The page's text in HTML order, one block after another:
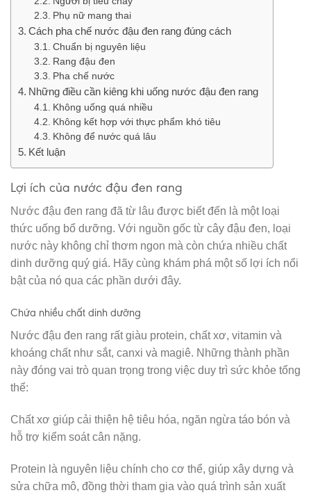
Phụ nữ mang thai
Cách pha chế nước đậu đen rang đúng cách
Chuẩn bị nguyên liệu
Rang đậu đen
Pha chế nước
Những điều cần kiêng khi uống nước đậu đen rang
Không uống quá nhiều
Không kết hợp với thực phẩm khó tiêu
Không để nước quá lâu
Kết luận
Lợi ích của nước đậu đen rang
Nước đậu đen rang đã từ lâu được biết đến là một loại
thức uống bổ dưỡng. Với nguồn gốc từ cây đậu đen, loại
nước này không chỉ thơm ngon mà còn chứa nhiều chất
dinh dưỡng quý giá. Hãy cùng khám phá một số lợi ích nổi
bật của nó qua các phần dưới đây.
Chứa nhiều chất dinh dưỡng
Nước đậu đen rang rất giàu protein, chất xơ, vitamin và
khoáng chất như sắt, canxi và magiê. Những thành phần
này đóng vai trò quan trọng trong việc duy trì sức khỏe tổng
thể:
Chất xơ giúp cải thiện hệ tiêu hóa, ngăn ngừa táo bón và
hỗ trợ kiểm soát cân nặng.
Protein là nguyên liệu chính cho cơ thể, giúp xây dựng và
sửa chữa mô, đồng thời tham gia vào quá trình sản xuất